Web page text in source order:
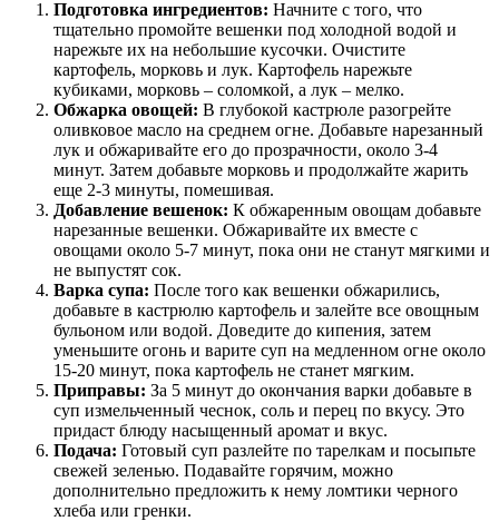
Подготовка ингредиентов: Начните с того, что
тщательно промойте вешенки под холодной водой и
нарежьте их на небольшие кусочки. Очистите
картофель, морковь и лук. Картофель нарежьте
кубиками, морковь – соломкой, а лук – мелко.
Обжарка овощей: В глубокой кастрюле разогрейте
оливковое масло на среднем огне. Добавьте нарезанный
лук и обжаривайте его до прозрачности, около 3-4
минут. Затем добавьте морковь и продолжайте жарить
еще 2-3 минуты, помешивая.
Добавление вешенок: К обжаренным овощам добавьте
нарезанные вешенки. Обжаривайте их вместе с
овощами около 5-7 минут, пока они не станут мягкими и
не выпустят сок.
Варка супа: После того как вешенки обжарились,
добавьте в кастрюлю картофель и залейте все овощным
бульоном или водой. Доведите до кипения, затем
уменьшите огонь и варите суп на медленном огне около
15-20 минут, пока картофель не станет мягким.
Приправы: За 5 минут до окончания варки добавьте в
суп измельченный чеснок, соль и перец по вкусу. Это
придаст блюду насыщенный аромат и вкус.
Подача: Готовый суп разлейте по тарелкам и посыпьте
свежей зеленью. Подавайте горячим, можно
дополнительно предложить к нему ломтики черного
хлеба или гренки.